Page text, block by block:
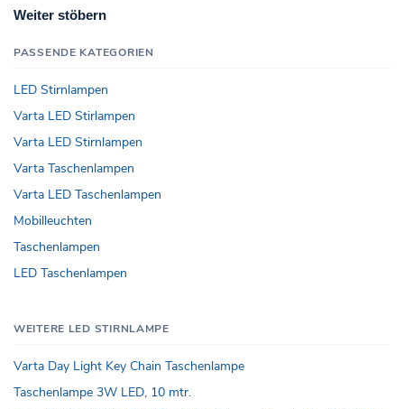
Weiter stöbern
PASSENDE KATEGORIEN
LED Stirnlampen
Varta LED Stirlampen
Varta LED Stirnlampen
Varta Taschenlampen
Varta LED Taschenlampen
Mobilleuchten
Taschenlampen
LED Taschenlampen
WEITERE LED STIRNLAMPE
Varta Day Light Key Chain Taschenlampe
Taschenlampe 3W LED, 10 mtr.